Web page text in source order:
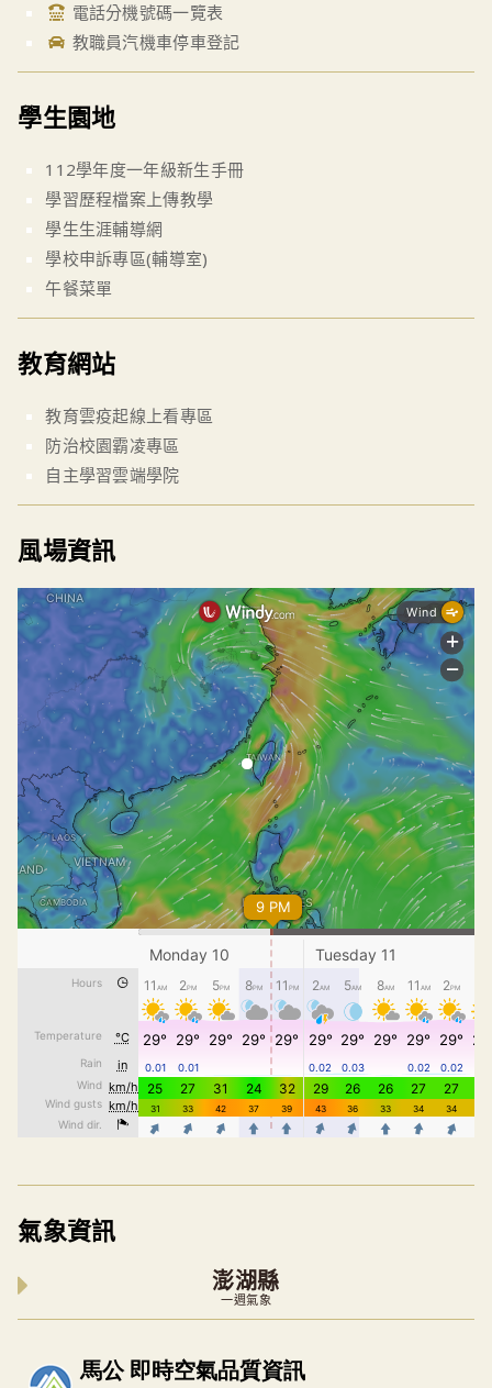
電話分機號碼一覽表
教職員汽機車停車登記
學生園地
112學年度一年級新生手冊
學習歷程檔案上傳教學
學生生涯輔導網
學校申訴專區(輔導室)
午餐菜單
教育網站
教育雲疫起線上看專區
防治校園霸凌專區
自主學習雲端學院
風場資訊
氣象資訊
澎湖縣
一週氣象
內嵌空氣品質小工具為視覺預覽，完整即時空